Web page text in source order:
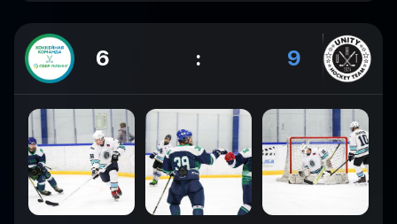
6 : 9